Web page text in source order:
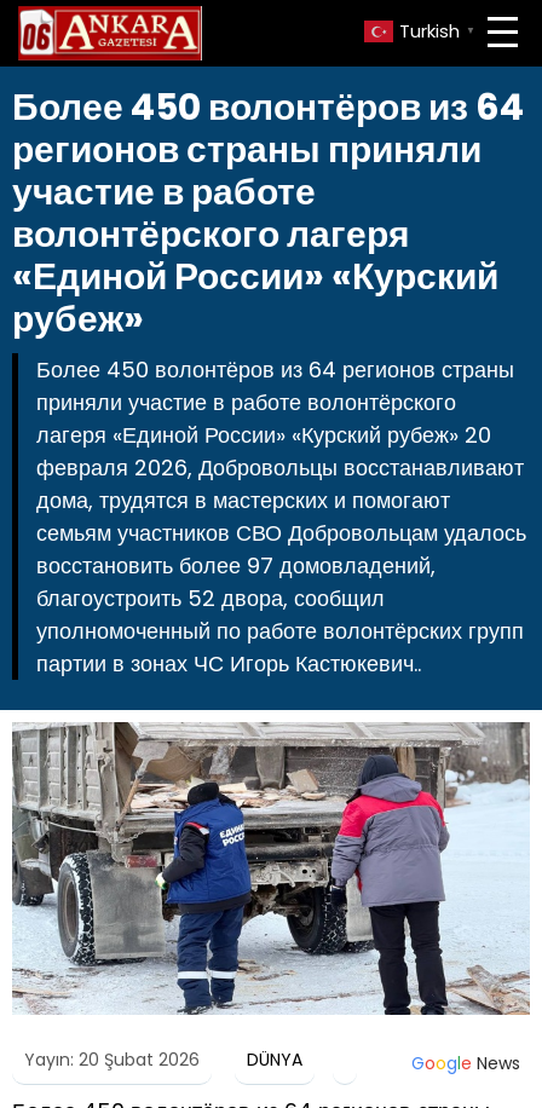
Turkish ▼
Более 450 волонтёров из 64
регионов страны приняли
участие в работе
волонтёрского лагеря
«Единой России» «Курский
рубеж»
Более 450 волонтёров из 64 регионов страны
приняли участие в работе волонтёрского
лагеря «Единой России» «Курский рубеж» 20
февраля 2026, Добровольцы восстанавливают
дома, трудятся в мастерских и помогают
семьям участников СВО Добровольцам удалось
восстановить более 97 домовладений,
благоустроить 52 двора, сообщил
уполномоченный по работе волонтёрских групп
партии в зонах ЧС Игорь Кастюкевич..
Yayın: 20 Şubat 2026 DÜNYA Google News